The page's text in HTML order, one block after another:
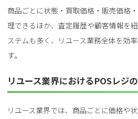
商品ごとに状態・買取価格・販売価格
理できるほか、査定履歴や顧客情報を
ステムも多く、リユース業務全体を効
す。
リユース業界におけるPOSレジ
リユース業界では、商品ごとに価格や